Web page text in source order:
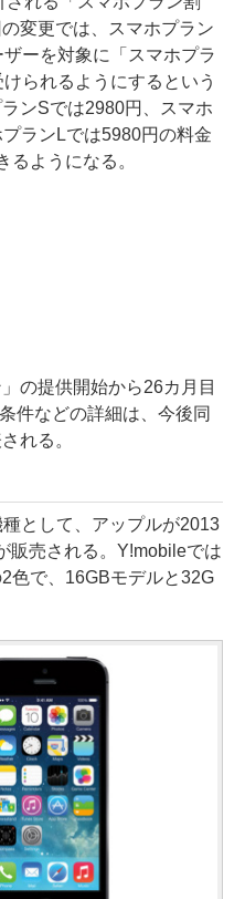
変更では、スマホプラン
ーを対象に「スマホプラ
られるようにするという
ンSでは2980円、スマホ
ランLでは5980円の料金
るようになる。
の提供開始から26カ月目
件などの詳細は、今後同
れる。
として、アップルが2013
販売される。Y!mobileでは
色で、16GBモデルと32G